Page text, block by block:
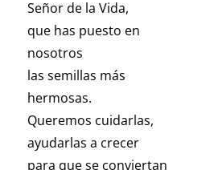
Señor de la Vida,
que has puesto en
nosotros
las semillas más
hermosas.
Queremos cuidarlas,
ayudarlas a crecer
para que se conviertan